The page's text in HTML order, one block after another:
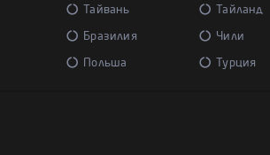
Тайвань Тайланд
Бразилия Чили
Польша Турция